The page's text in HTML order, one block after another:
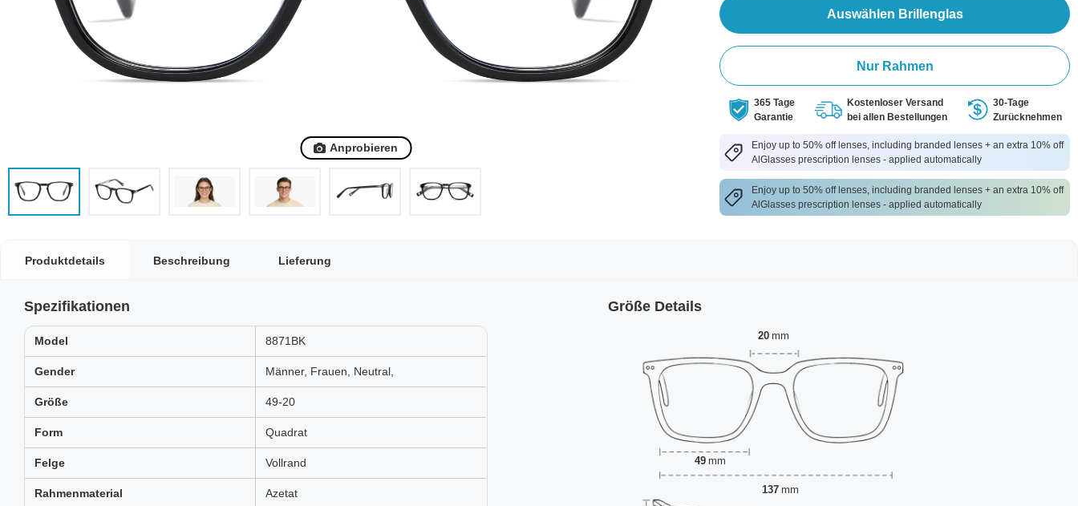
Anprobieren
Auswählen Brillenglas
Nur Rahmen
365 Tage
Garantie
Kostenloser Versand
bei allen Bestellungen
30-Tage
Zurücknehmen
Enjoy up to 50% off lenses, including branded lenses + an extra 10% off
AlGlasses prescription lenses - applied automatically
Enjoy up to 50% off lenses, including branded lenses + an extra 10% off
AlGlasses prescription lenses - applied automatically
Produktdetails Beschreibung Lieferung
Spezifikationen
Model 8871BK
Gender Männer, Frauen, Neutral,
Größe 49-20
Form Quadrat
Felge Vollrand
Rahmenmaterial Azetat
Größe Details
20 mm
49 mm
137 mm